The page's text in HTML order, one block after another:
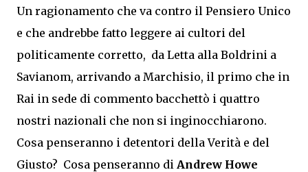
Un ragionamento che va contro il Pensiero Unico
e che andrebbe fatto leggere ai cultori del
politicamente corretto, da Letta alla Boldrini a
Savianom, arrivando a Marchisio, il primo che in
Rai in sede di commento bacchettò i quattro
nostri nazionali che non si inginocchiarono.
Cosa penseranno i detentori della Verità e del
Giusto? Cosa penseranno di Andrew Howe